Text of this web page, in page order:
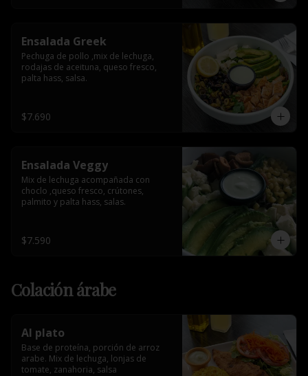
Ensalada Greek
Pechuga de pollo ,mix de lechuga,
rodajas de aceituna, queso fresco,
palta hass, salsa.
$7.690
Ensalada Veggy
Mix de lechuga acompañada con
choclo ,queso fresco, crútones,
palmito y palta hass, salas.
$7.590
Colación árabe
Al plato
Base de proteína, porción de arroz
arabe. Mix de lechuga, lonjas de
tomate, zanahoria, salsa